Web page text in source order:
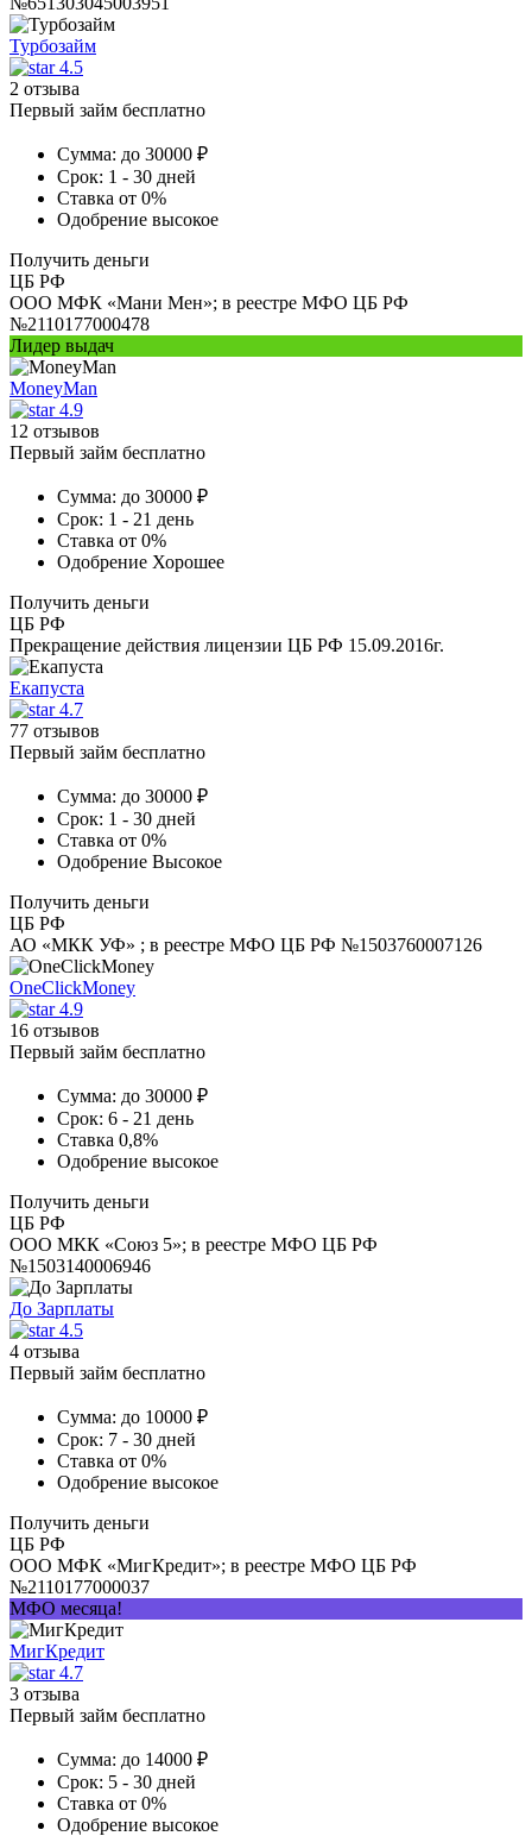
Турбозайм
4.5
2 отзыва
Первый займ бесплатно
Сумма: до 30000 ₽
Срок: 1 - 30 дней
Ставка от 0%
Одобрение высокое
Получить деньги
ЦБ РФ
ООО МФК «Мани Мен»; в реестре МФО ЦБ РФ
№2110177000478
Лидер выдач
MoneyMan
4.9
12 отзывов
Первый займ бесплатно
Сумма: до 30000 ₽
Срок: 1 - 21 день
Ставка от 0%
Одобрение Хорошее
Получить деньги
ЦБ РФ
Прекращение действия лицензии ЦБ РФ 15.09.2016г.
Екапуста
4.7
77 отзывов
Первый займ бесплатно
Сумма: до 30000 ₽
Срок: 1 - 30 дней
Ставка от 0%
Одобрение Высокое
Получить деньги
ЦБ РФ
АО «МКК УФ» ; в реестре МФО ЦБ РФ №1503760007126
OneClickMoney
4.9
16 отзывов
Первый займ бесплатно
Сумма: до 30000 ₽
Срок: 6 - 21 день
Ставка 0,8%
Одобрение высокое
Получить деньги
ЦБ РФ
ООО МКК «Союз 5»; в реестре МФО ЦБ РФ
№1503140006946
До Зарплаты
4.5
4 отзыва
Первый займ бесплатно
Сумма: до 10000 ₽
Срок: 7 - 30 дней
Ставка от 0%
Одобрение высокое
Получить деньги
ЦБ РФ
ООО МФК «МигКредит»; в реестре МФО ЦБ РФ
№2110177000037
МФО месяца!
МигКредит
4.7
3 отзыва
Первый займ бесплатно
Сумма: до 14000 ₽
Срок: 5 - 30 дней
Ставка от 0%
Одобрение высокое